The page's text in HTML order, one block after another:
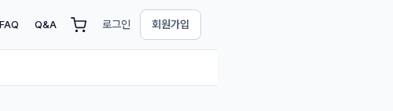
FAQ Q&A 로그인 회원가입